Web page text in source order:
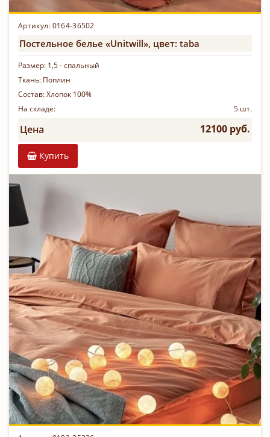
Артикул: 0164-36502
Постельное белье «Unitwill», цвет: taba
Размер: 1,5 - спальный
Ткань: Поплин
Состав:Хлопок 100%
На складе:
5 шт.
Цена 12100 руб.
Купить